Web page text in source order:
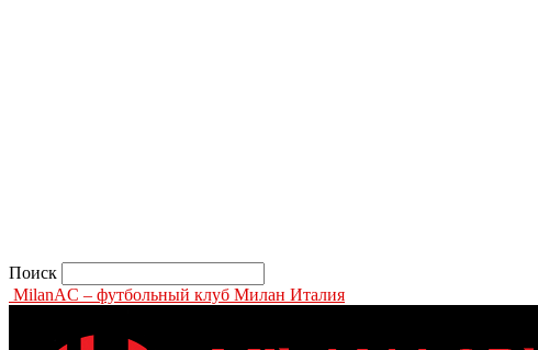
Поиск
MilanAC – футбольный клуб Милан Италия